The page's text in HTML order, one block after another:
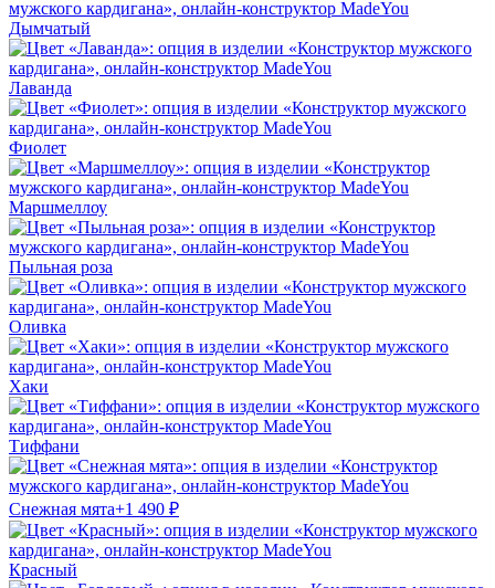
Дымчатый
Лаванда
Фиолет
Маршмеллоу
Пыльная роза
Оливка
Хаки
Тиффани
Снежная мята+1 490 ₽
Красный